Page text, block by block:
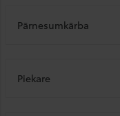
Pārnesumkārba
Piekare